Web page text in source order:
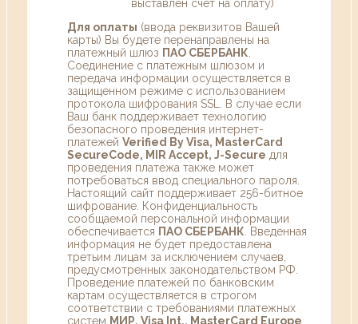
выставлен счет на оплату)
Для оплаты (ввода реквизитов Вашей
карты) Вы будете перенаправлены на
платежный шлюз ПАО СБЕРБАНК
Соединение с платежным шлюзом и
передача информации осуществляется в
защищенном режиме с использованием
протокола шифрования SSL. В случае если
Ваш банк поддерживает технологию
безопасного проведения интернет-
платежей Verified By Visa, MasterCard
SecureCode, MIR Accept, J-Secure для
проведения платежа также может
потребоваться ввод специального пароля.
Настоящий сайт поддерживает 256-битное
шифрование. Конфиденциальность
сообщаемой персональной информации
обеспечивается ПАО СБЕРБАНК . Введенная
информация не будет предоставлена
третьим лицам за исключением случаев,
предусмотренных законодательством РФ.
Проведение платежей по банковским
картам осуществляется в строгом
соответствии с требованиями платежных
систем МИР, Visa Int., MasterCard Europe